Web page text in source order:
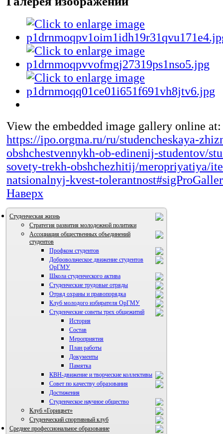
View the embedded image gallery online at:
https://ipo.orgma.ru/ru/studencheskaya-
obshchestvennykh-ob-edinenij-studentov/
sovety-trekh-obshchezhitij/meropriyatiya/
natsionalnyj-kvest-
Наверх
Студенческая жизнь
Стратегия развития молодежной политики
Ассоциация общественных объединений
студентов
Профком студентов
Добровольческое движение студентов
ОрГМУ
Школа студенческого актива
Студенческие трудовые отряды
Отряд охраны и правопорядка
Клуб молодого избирателя ОрГМУ
Студенческие советы трех общежитий
История
Состав
Мероприятия
План работы
Документы
Памятка
КВН-движение и творческие коллективы
ВИА "Полигон"
Совет по качеству образования
Достижения
Студенческое научное общество
Клуб «Горицвет»
Студенческий спортивный клуб
Среднее профессиональное образование